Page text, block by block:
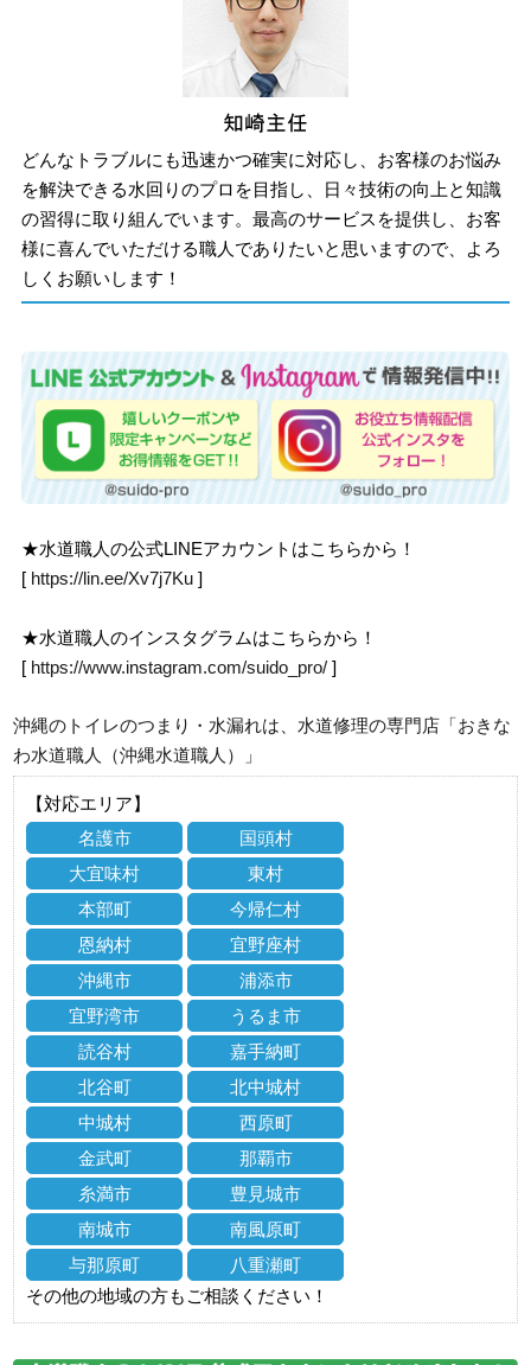
どんなトラブルにも迅速かつ確実に対応し、お客様のお悩み
を解決できる水回りのプロを目指し、日々技術の向上と知識
の習得に取り組んでいます。最高のサービスを提供し、お客
様に喜んでいただける職人でありたいと思いますので、よろ
しくお願いします！
★水道職人の公式LINEアカウントはこちらから！
[ https://lin.ee/Xv7j7Ku ]
★水道職人のインスタグラムはこちらから！
[ https://www.instagram.com/suido_pro/ ]
沖縄のトイレのつまり・水漏れは、水道修理の専門店「おきな
わ水道職人（沖縄水道職人）」
【対応エリア】
名護市
国頭村
大宜味村
東村
本部町
今帰仁村
恩納村
宜野座村
沖縄市
浦添市
宜野湾市
うるま市
読谷村
嘉手納町
北谷町
北中城村
中城村
西原町
金武町
那覇市
糸満市
豊見城市
南城市
南風原町
与那原町
八重瀬町
その他の地域の方もご相談ください！